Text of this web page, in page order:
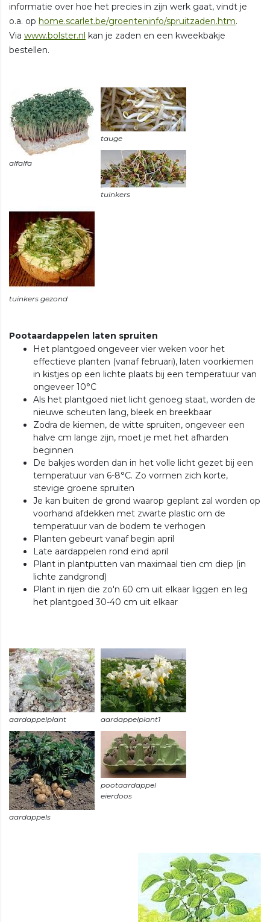
informatie over hoe het precies in zijn werk gaat, vindt je
o.a. op home.scarlet.be/groenteninfo/spruitzaden.htm.
Via www.bolster.nl kan je zaden en een kweekbakje
bestellen.
Pootaardappelen laten spruiten
Het plantgoed ongeveer vier weken voor het
effectieve planten (vanaf februari), laten voorkiemen
in kistjes op een lichte plaats bij een temperatuur van
ongeveer 10°C
Als het plantgoed niet licht genoeg staat, worden de
nieuwe scheuten lang, bleek en breekbaar
Zodra de kiemen, de witte spruiten, ongeveer een
halve cm lange zijn, moet je met het afharden
beginnen
De bakjes worden dan in het volle licht gezet bij een
temperatuur van 6-8°C. Zo vormen zich korte,
stevige groene spruiten
Je kan buiten de grond waarop geplant zal worden op
voorhand afdekken met zwarte plastic om de
temperatuur van de bodem te verhogen
Planten gebeurt vanaf begin april
Late aardappelen rond eind april
Plant in plantputten van maximaal tien cm diep (in
lichte zandgrond)
Plant in rijen die zo'n 60 cm uit elkaar liggen en leg
het plantgoed 30-40 cm uit elkaar
pootaardappel